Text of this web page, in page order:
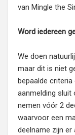
van Mingle the
Word iedereen
We doen
maar dit is niet
bepaalde
aanmelding sluit
nemen vóór 2
waarvoor een
deelname zijn er